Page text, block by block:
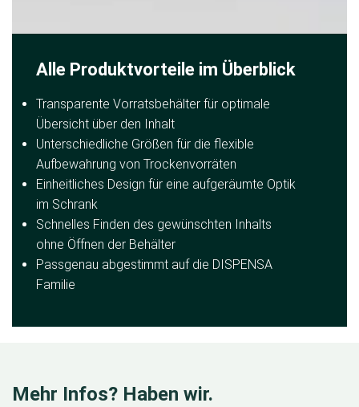
Alle Produktvorteile im Überblick
Transparente Vorratsbehälter für optimale
Übersicht über den Inhalt
Unterschiedliche Größen für die flexible
Aufbewahrung von Trockenvorräten
Einheitliches Design für eine aufgeräumte Optik
im Schrank
Schnelles Finden des gewünschten Inhalts
ohne Öffnen der Behälter
Passgenau abgestimmt auf die DISPENSA
Familie
Mehr Infos? Haben wir.